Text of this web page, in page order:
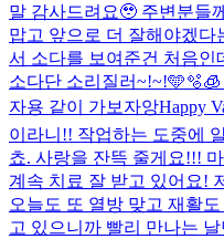
말 감사드려요🥹 주변분들
맙고 앞으로 더 잘해야겠다
서 소다를 보여준건 처음인
소다단 소리질러
자용 같이 가보자앙Happy
이라니!! 작업하는 도중에
쵸. 사랑을 잔뜩 줄게요!!!
계속 치료 잘 받고 있어요!
오늘도 또 열방 맞고 재활
고 있으니까 빨리 만나는